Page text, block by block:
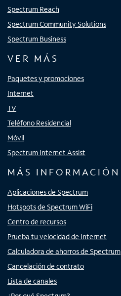
Spectrum Reach
Spectrum Community Solutions
Spectrum Business
VER MÁS
Paquetes y promociones
Internet
TV
Teléfono Residencial
Móvil
Spectrum Internet Assist
MÁS INFORMACIÓN
Aplicaciones de Spectrum
Hotspots de Spectrum WiFi
Centro de recursos
Prueba tu velocidad de Internet
Calculadora de ahorros de Spectrum
Cancelación de contrato
Lista de canales